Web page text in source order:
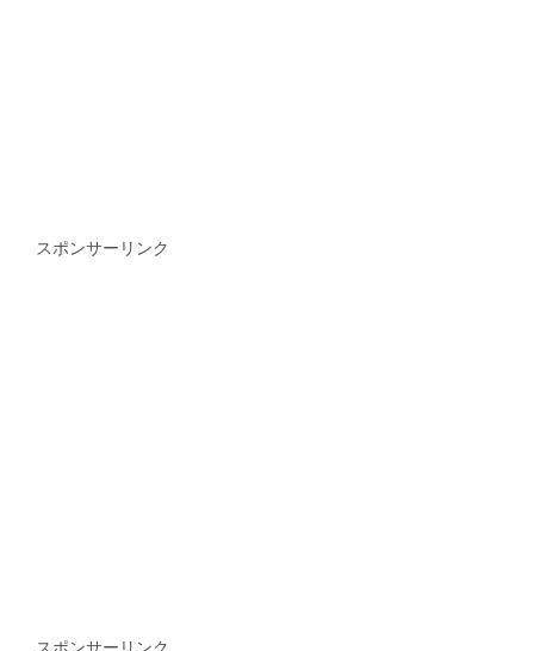
スポンサーリンク
スポンサーリンク